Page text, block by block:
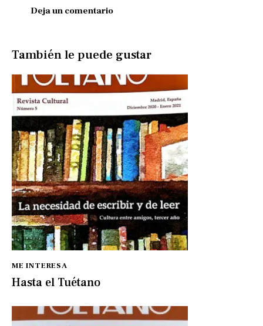
También le puede gustar
ME INTERESA
Hasta el Tuétano